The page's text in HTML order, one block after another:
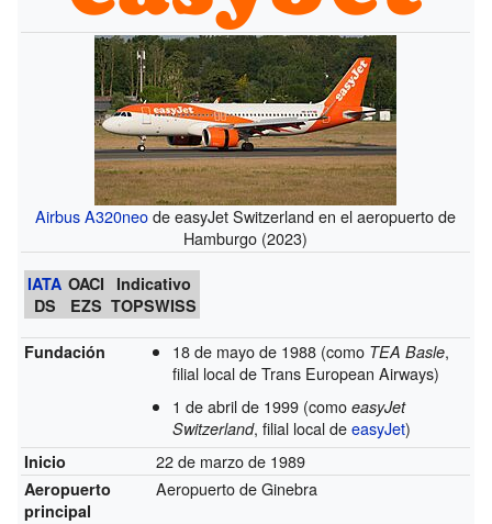
Airbus A320neode easyJet Switzerland en el aeropuerto de
Hamburgo (2023)
IATA
DS
OACI
EZS
Indicativo
TOPSWISS
Fundación 18 de mayo de 1988 (como TEA Basle,
filial local de Trans European Airways)
1 de abril de 1999 (como easyJet
Switzerland, filial local deeasyJet)
Inicio 22 de marzo de 1989
Aeropuerto
principal
Aeropuerto de Ginebra